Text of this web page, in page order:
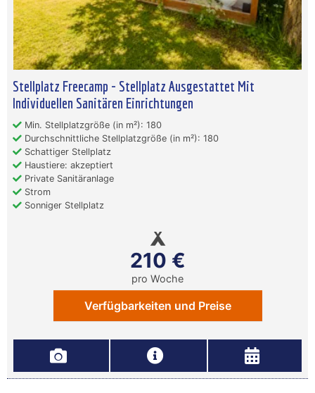
Stellplatz Freecamp - Stellplatz Ausgestattet Mit
Individuellen Sanitären Einrichtungen
Min. Stellplatzgröße (in m²): 180
Durchschnittliche Stellplatzgröße (in m²): 180
Schattiger Stellplatz
Haustiere: akzeptiert
Private Sanitäranlage
Strom
Sonniger Stellplatz
210 €
pro Woche
Verfügbarkeiten und Preise